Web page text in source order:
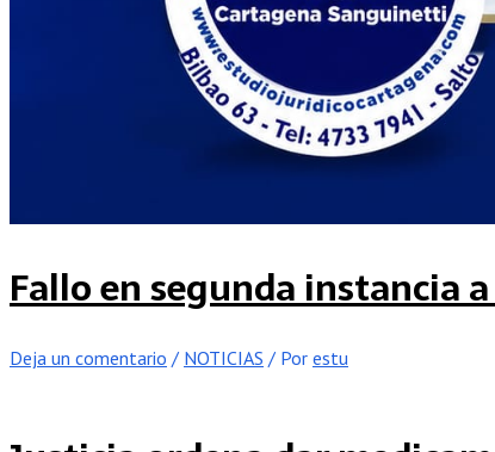
Fallo en segunda instancia
Deja un comentario / NOTICIAS / Por estu